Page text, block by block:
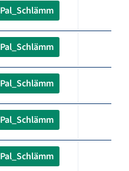
Pal_Schlämm
Pal_Schlämm
Pal_Schlämm
Pal_Schlämm
Pal_Schlämm